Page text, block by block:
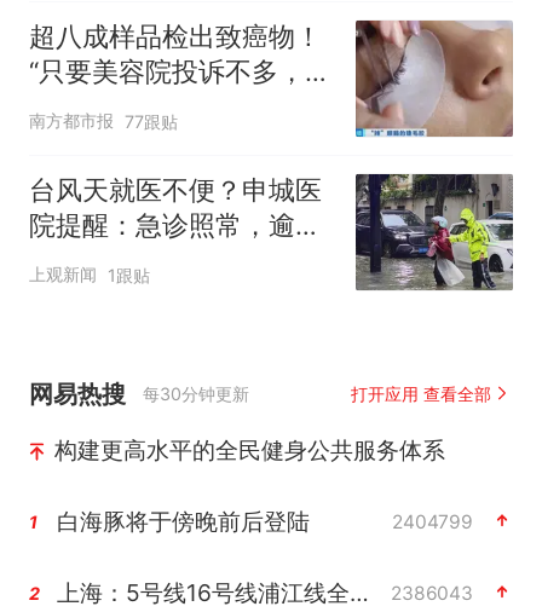
超八成样品检出致癌物！
“只要美容院投诉不多，店
家就不会更换产品”
南方都市报 77跟贴
台风天就医不便？申城医
院提醒：急诊照常，逾期
未就诊的预约不计入爽约
上观新闻 1跟贴
网易热搜 每30分钟更新 打开应用 查看全部
构建更高水平的全民健身公共服务体系
1 白海豚将于傍晚前后登陆 2404799
2 上海：5号线16号线浦江线全线停运 2386043